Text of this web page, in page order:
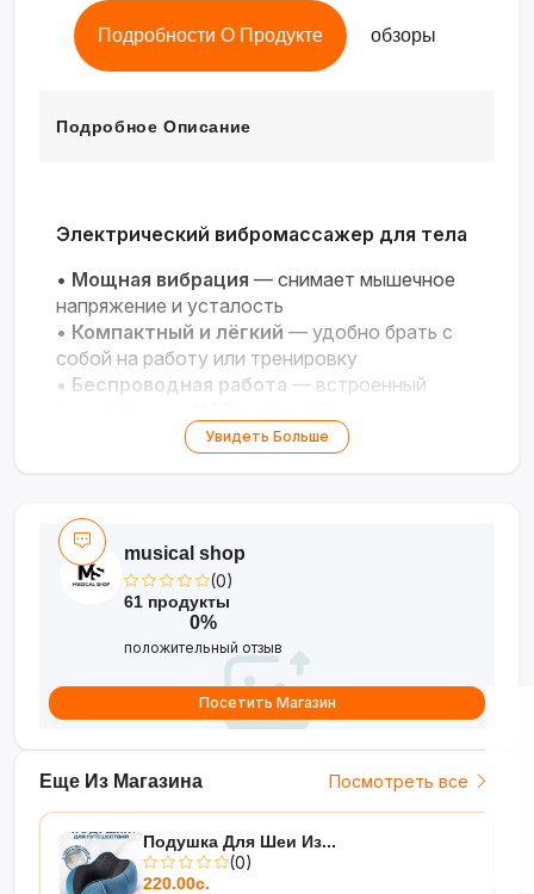
Подробности О Продукте обзоры
Подробное Описание
Электрический вибромассажер для тела
• Мощная вибрация — снимает мышечное
напряжение и усталость
• Компактный и лёгкий — удобно брать с
собой на работу или тренировку
• Беспроводная работа — встроенный
Несколько режимов — регулируемая
шеи, рук, ног и плеч
Увидеть Больше
Еще Из Магазина Посмотреть все
Подушка Для Шеи Из...
(0)
220.00с.
musical shop
(0)
61 продукты
0%
положительный отзыв
Посетить Магазин